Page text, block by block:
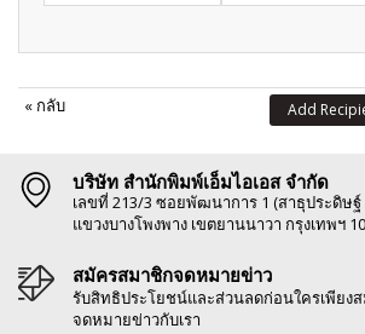
« กลับ Add
บริษัท สำนักพิมพ์เอ็มไอเอส จำกัด
เลขที่ 213/3 ซอยพัฒนาการ 1 (สาธุประดิษฐ์
แขวงบางโพงพาง เขตยานนาวา กรุงเทพฯ
สมัครสมาชิกจดหมายข่าว
รับสิทธิประโยชน์และส่วนลดก่อนใครเพียง
จดหมายข่าวกับเรา